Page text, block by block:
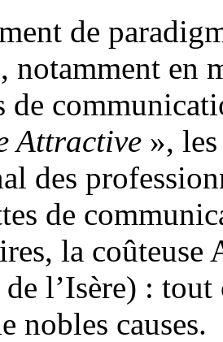
de
notamment en
de
Attractive »,
des
de
la coûteuse
l’Isère) : tout
nobles causes.